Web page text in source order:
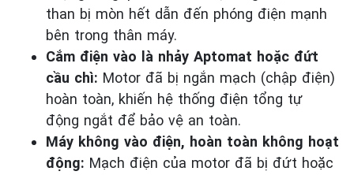
than bị mòn hết dẫn đến phóng điện mạnh
bên trong thân máy.
Cắm điện vào là nhảy Aptomat hoặc đứt
cầu chì: Motor đã bị ngắn mạch (chập điện)
hoàn toàn, khiến hệ thống điện tổng tự
động ngắt để bảo vệ an toàn.
Máy không vào điện, hoàn toàn không hoạt
động: Mạch điện của motor đã bị đứt hoặc